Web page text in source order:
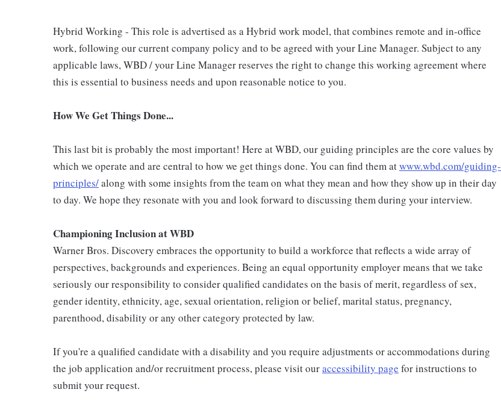
Hybrid Working - This role is advertised as a Hybrid work model, that combines remote and in-office
work, following our current company policy and to be agreed with your Line Manager. Subject to any
applicable laws, WBD / your Line Manager reserves the right to change this working agreement where
this is essential to business needs and upon reasonable notice to you.
How We Get Things Done...
This last bit is probably the most important! Here at WBD, our guiding principles are the core values by
which we operate and are central to how we get things done. You can find them atwww.wbd.com/guiding-
principles/along with some insights from the team on what they mean and how they show up in their day
to day. We hope they resonate with you and look forward to discussing them during your interview.
Championing Inclusion at WBD
Warner Bros. Discovery embraces the opportunity to build a workforce that reflects a wide array of
perspectives, backgrounds and experiences. Being an equal opportunity employer means that we take
seriously our responsibility to consider qualified candidates on the basis of merit, regardless of sex,
gender identity, ethnicity, age, sexual orientation, religion or belief, marital status, pregnancy,
parenthood, disability or any other category protected by law.
If you're a qualified candidate with a disability and you require adjustments or accommodations during
the job application and/or recruitment process, please visit ouraccessibility page for instructions to
submit your request.